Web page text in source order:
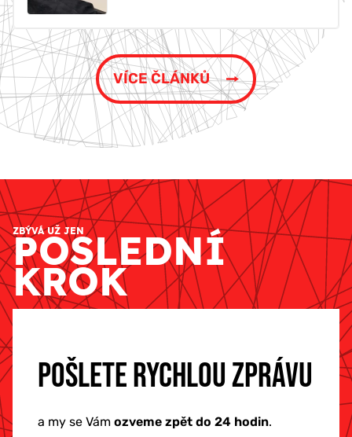
VÍCE ČLÁNKŮ
ZBÝVÁ UŽ JEN
POSLEDNÍ
KROK
POŠLETE RYCHLOU ZPRÁVU
a my se Vám ozveme zpět do 24 hodin.